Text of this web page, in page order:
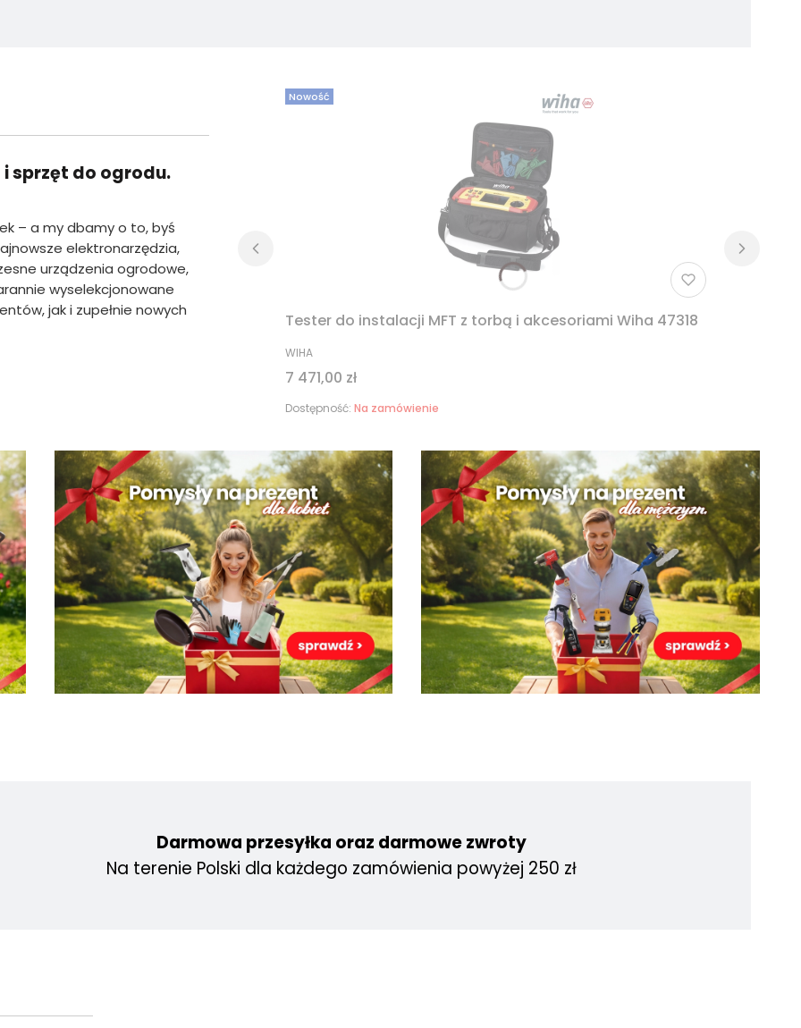
sprzęt do ogrodu.
– a my dbamy o to, byś
elektronarzędzia,
urządzenia ogrodowe,
wyselekcjonowane
jak i zupełnie nowych
Nowość
Tester do instalacji MFT z torbą i akcesoriami Wiha 47318
PRODUCENT
WIHA
Cena
7 471,00 zł
Dostępność: Na zamówienie
Darmowa przesyłka oraz darmowe zwroty
Na terenie Polski dla każdego zamówienia powyżej 250 zł